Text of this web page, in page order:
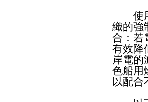
使用
織的強
合：若
有效降
岸電的
色船用
以配合